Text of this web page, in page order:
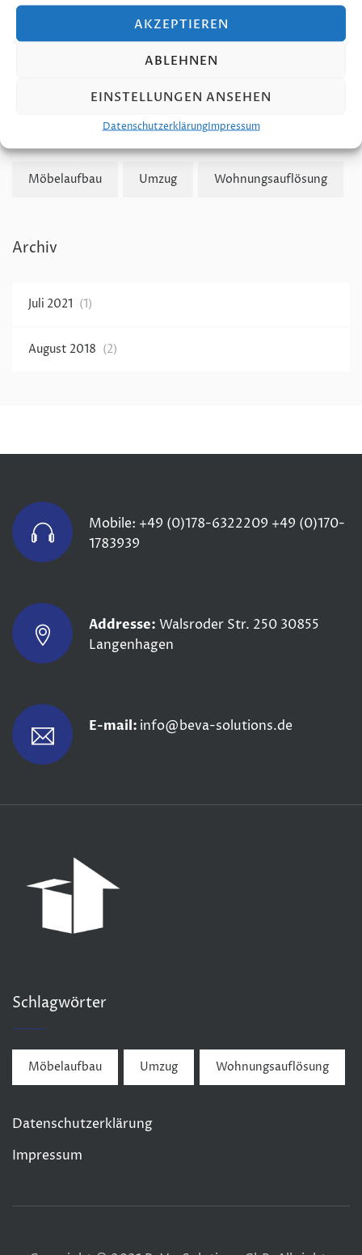
AKZEPTIEREN
ABLEHNEN
EINSTELLUNGEN ANSEHEN
DatenschutzerklärungImpressum
Schlagwörter
Möbelaufbau Umzug Wohnungsauflösung
Archiv
Juli 2021 (1)
August 2018 (2)
Mobile: +49 (0)178-6322209 +49 (0)170-
1783939
Addresse: Walsroder Str. 250 30855
Langenhagen
E-mail: info@beva-solutions.de
Schlagwörter
Möbelaufbau Umzug Wohnungsauflösung
Datenschutzerklärung
Impressum